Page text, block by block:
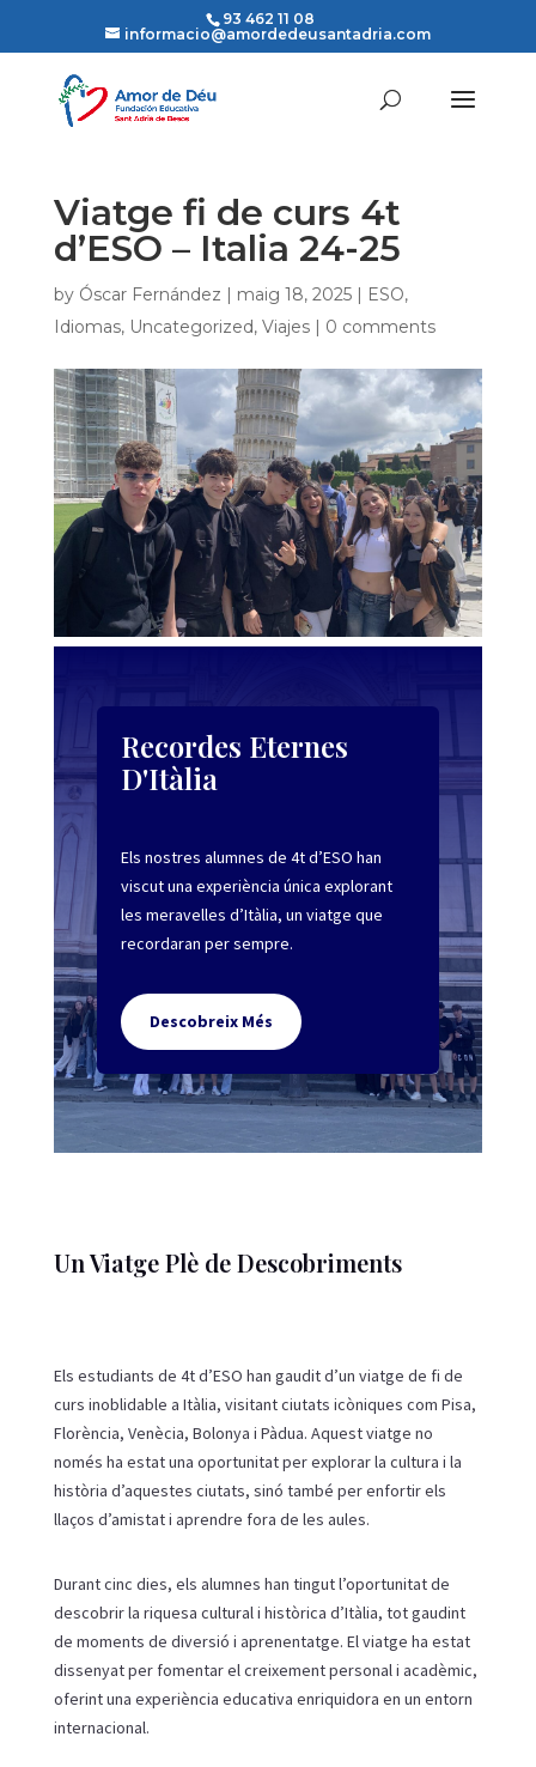
93 462 11 08
informacio@amordedeusantadria.com
Viatge fi de curs 4t
d’ESO – Italia 24-25
by Óscar Fernández | maig 18, 2025| ESO,
Idiomas, Uncategorized, Viajes| 0 comments
Recordes Eternes
D'Itàlia
Els nostres alumnes de 4t d’ESO han
viscut una experiència única explorant
les meravelles d’Itàlia, un viatge que
recordaran per sempre.
Descobreix Més
Un Viatge Plè de Descobriments
Els estudiants de 4t d’ESO han gaudit d’un viatge de fi de
curs inoblidable a Itàlia, visitant ciutats icòniques com Pisa,
Florència, Venècia, Bolonya i Pàdua. Aquest viatge no
només ha estat una oportunitat per explorar la cultura i la
història d’aquestes ciutats, sinó també per enfortir els
llaços d’amistat i aprendre fora de les aules.
Durant cinc dies, els alumnes han tingut l’oportunitat de
descobrir la riquesa cultural i històrica d’Itàlia, tot gaudint
de moments de diversió i aprenentatge. El viatge ha estat
dissenyat per fomentar el creixement personal i acadèmic,
oferint una experiència educativa enriquidora en un entorn
internacional.